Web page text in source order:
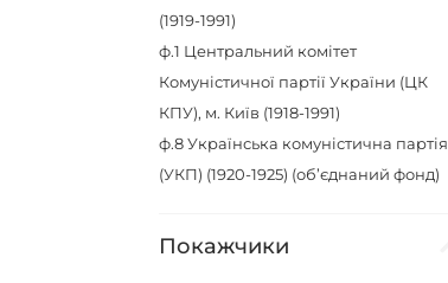
(1919-1991)
ф.1 Центральний комітет
Комуністичної партії України (ЦК
КПУ), м. Київ (1918-1991)
ф.8Українська комуністична партія
(УКП) (1920-1925) (об’єднаний фонд)
Покажчики